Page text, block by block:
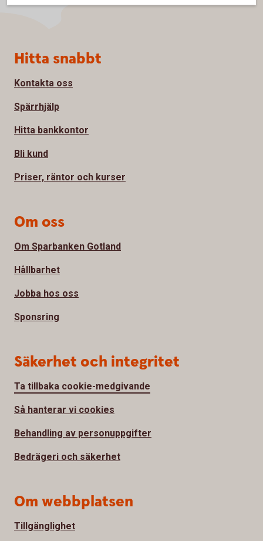
Sidfot
Hitta snabbt
Kontakta oss
Spärrhjälp
Hitta bankkontor
Bli kund
Priser, räntor och kurser
Om oss
Om Sparbanken Gotland
Hållbarhet
Jobba hos oss
Sponsring
Säkerhet och integritet
Ta tillbaka cookie-medgivande
Så hanterar vi cookies
Behandling av personuppgifter
Bedrägeri och säkerhet
Om webbplatsen
Tillgänglighet